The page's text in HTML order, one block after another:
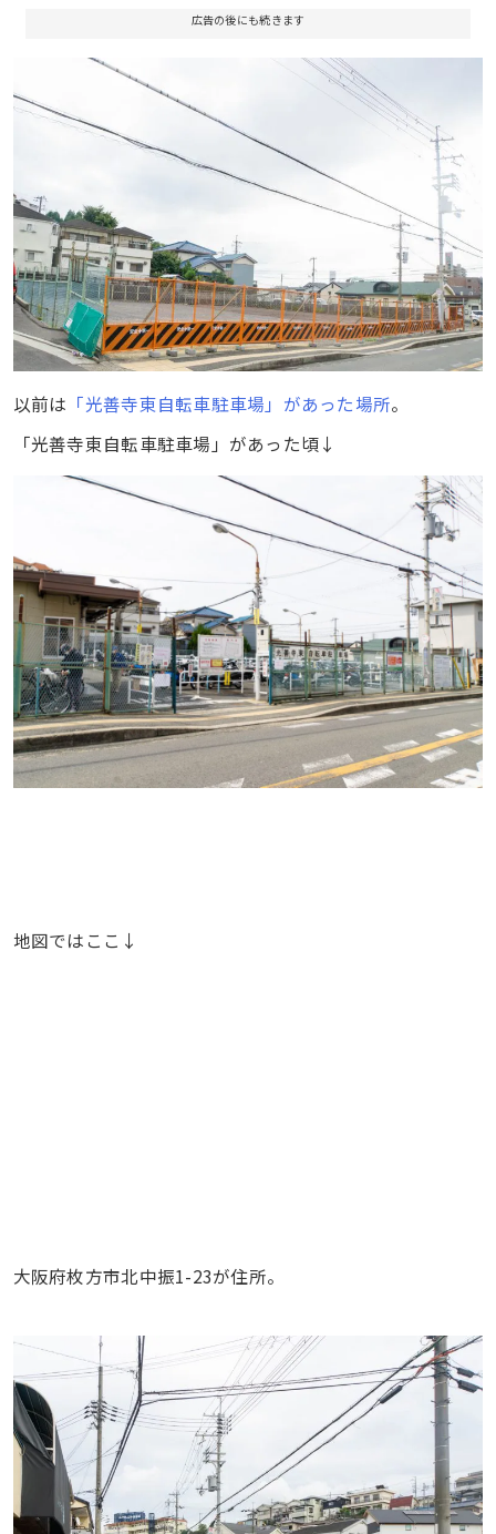
広告の後にも続きます
以前は 「光善寺東自転車駐車場」があった場所。
「光善寺東自転車駐車場」があった頃↓
地図ではここ↓
大阪府枚方市北中振1-23が住所。